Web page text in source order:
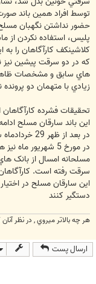
توسط افراد همين باند
حضور نداشتن نگهبان
پليس، استفاده نکردن از
کلاشينکف کارآگاهان را به
که در دو سرقت پيشين نيز
هاي سابق و مشخصات
زيادي با متهمان دو
تحقيقات فشرده
اين باند سارقان مسلح
در بعد از
سرقت رفته است.
اين سارقان مسلح در
دستگير کنند
هر چه بالاتر ميروي , در نظر
ارسال پست